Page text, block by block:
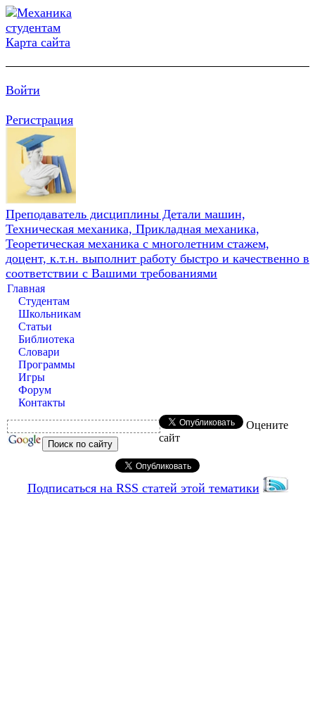
Карта сайта
Войти
Регистрация
Преподаватель дисциплины Детали машин,
Техническая механика, Прикладная механика,
Теоретическая механика с многолетним стажем,
доцент, к.т.н. выполнит работу быстро и качественно в
соответствии с Вашими требованиями
Главная
Студентам
Школьникам
Статьи
Библиотека
Словари
Программы
Игры
Форум
Контакты
Оцените
сайт
Подписаться на RSS статей этой тематики